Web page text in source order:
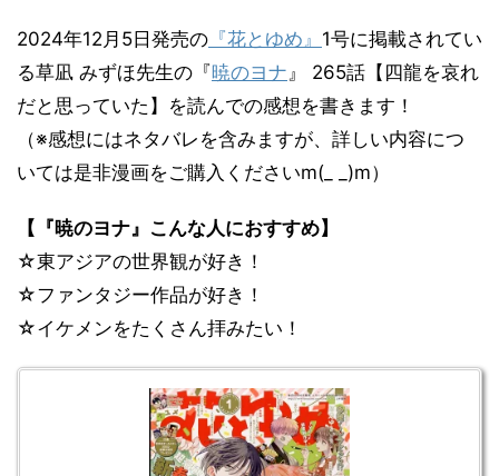
2024年12月5日発売の 『花とゆめ』 1号に掲載されてい
る草凪 みずほ先生の『暁のヨナ』 265話【四龍を哀れ
だと思っていた】を読んでの感想を書きます！
（※感想にはネタバレを含みますが、詳しい内容につ
いては是非漫画をご購入くださいm(_ _)m）
【『暁のヨナ』こんな人におすすめ】
☆東アジアの世界観が好き！
☆ファンタジー作品が好き！
☆イケメンをたくさん拝みたい！